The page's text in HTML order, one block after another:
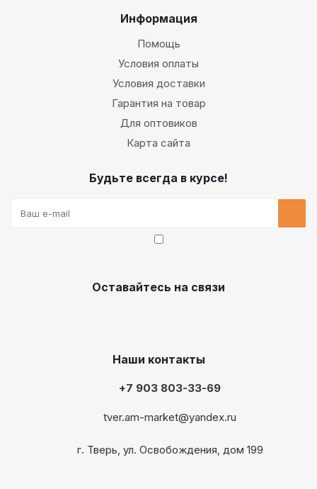
Информация
Помощь
Условия оплаты
Условия доставки
Гарантия на товар
Для оптовиков
Карта сайта
Будьте всегда в курсе!
Оставайтесь на связи
Наши контакты
+7 903 803-33-69
tver.am-market@yandex.ru
г. Тверь, ул. Освобождения, дом 199